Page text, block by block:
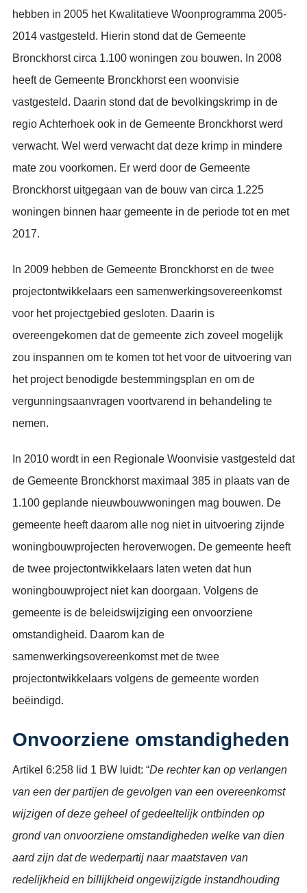
hebben in 2005 het Kwalitatieve Woonprogramma 2005-
2014 vastgesteld. Hierin stond dat de Gemeente
Bronckhorst circa 1.100 woningen zou bouwen. In 2008
heeft de Gemeente Bronckhorst een woonvisie
vastgesteld. Daarin stond dat de bevolkingskrimp in de
regio Achterhoek ook in de Gemeente Bronckhorst werd
verwacht. Wel werd verwacht dat deze krimp in mindere
mate zou voorkomen. Er werd door de Gemeente
Bronckhorst uitgegaan van de bouw van circa 1.225
woningen binnen haar gemeente in de periode tot en met
2017.
In 2009 hebben de Gemeente Bronckhorst en de twee
projectontwikkelaars een samenwerkingsovereenkomst
voor het projectgebied gesloten. Daarin is
overeengekomen dat de gemeente zich zoveel mogelijk
zou inspannen om te komen tot het voor de uitvoering van
het project benodigde bestemmingsplan en om de
vergunningsaanvragen voortvarend in behandeling te
nemen.
In 2010 wordt in een Regionale Woonvisie vastgesteld dat
de Gemeente Bronckhorst maximaal 385 in plaats van de
1.100 geplande nieuwbouwwoningen mag bouwen. De
gemeente heeft daarom alle nog niet in uitvoering zijnde
woningbouwprojecten heroverwogen. De gemeente heeft
de twee projectontwikkelaars laten weten dat hun
woningbouwproject niet kan doorgaan. Volgens de
gemeente is de beleidswijziging een onvoorziene
omstandigheid. Daarom kan de
samenwerkingsovereenkomst met de twee
projectontwikkelaars volgens de gemeente worden
beëindigd.
Onvoorziene omstandigheden
Artikel 6:258 lid 1 BW luidt: “De rechter kan op verlangen
van een der partijen de gevolgen van een overeenkomst
wijzigen of deze geheel of gedeeltelijk ontbinden op
grond van onvoorziene omstandigheden welke van dien
aard zijn dat de wederpartij naar maatstaven van
redelijkheid en billijkheid ongewijzigde instandhouding